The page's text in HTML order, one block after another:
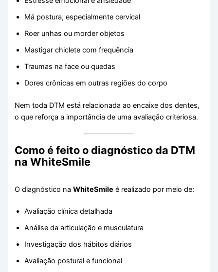
Má postura, especialmente cervical
Roer unhas ou morder objetos
Mastigar chiclete com frequência
Traumas na face ou quedas
Dores crônicas em outras regiões do corpo
Nem toda DTM está relacionada ao encaixe dos dentes,
o que reforça a importância de uma avaliação criteriosa.
Como é feito o diagnóstico da DTM
na WhiteSmile
O diagnóstico naWhiteSmile é realizado por meio de:
Avaliação clínica detalhada
Análise da articulação e musculatura
Investigação dos hábitos diários
Avaliação postural e funcional